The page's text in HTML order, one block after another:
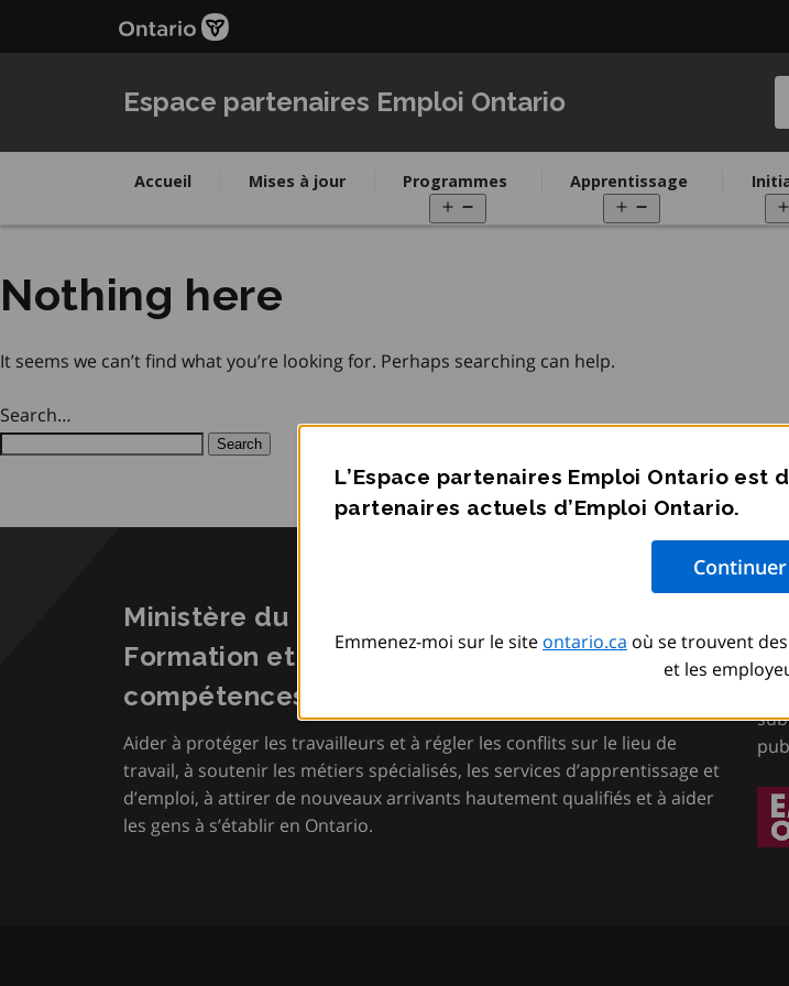
L’Espace partenaires Emploi Ontario est
partenaires actuels d’Emploi Ontario.
Emmenez-moi sur le site ontario.ca où se trouvent
et les
Espace partenaires Emploi Ontario
Accueil Mises à jour Programmes
menu
Apprentissage
menu
Nothing here
It seems we can’t find what you’re looking for. Perhaps searching can help.
Search…
Ministère du Travail, de l’Immigration, de la
Formation et du Développement des
compétences
Aider à protéger les travailleurs et à régler les conflits sur le lieu de
travail, à soutenir les métiers spécialisés, les services d’apprentissage et
d’emploi, à attirer de nouveaux arrivants hautement qualifiés et à aider
les gens à s’établir en Ontario.
Ce